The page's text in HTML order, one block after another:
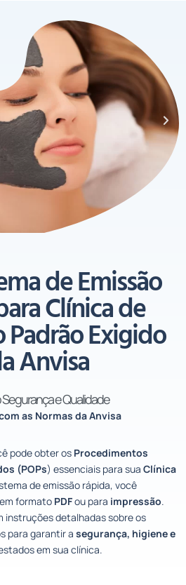
de Emissão
Clínica de
Padrão Exigido
Anvisa
e Qualidade
as Normas da Anvisa
pode obter os Procedimentos
(POPs) essenciais para sua Clínica
de emissão rápida, você
formato PDFou para impressão.
instruções detalhadas sobre os
para garantir a segurança, higiene e
em sua clínica.